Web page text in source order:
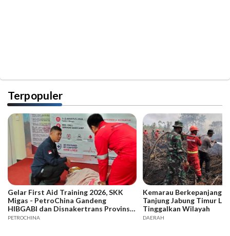
Terpopuler
Gelar First Aid Training 2026, SKK
Migas - PetroChina Gandeng
HIBGABI dan Disnakertrans Provinsi
Jambi
PETROCHINA
Kemarau
Tanjung Jabung Timur
Tinggalkan Wilayah
DAERAH